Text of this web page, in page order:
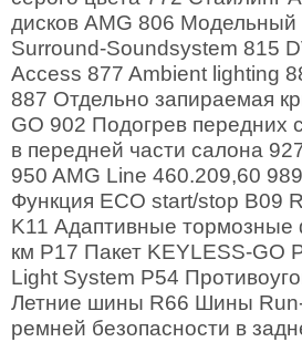
дисков AMG 806 Модельный
Surround-Soundsystem 815
Access 877 Ambient lighting
887 Отдельно запираемая
GO 902 Подогрев передних
в передней части салона
950 AMG Line 460.209,60
Функция ECO start/stop B09
K11 Адаптивные
км P17 Пакет KEYLESS-GO
Light System P54
Летние шины R66 Шины
ремней безопасности в